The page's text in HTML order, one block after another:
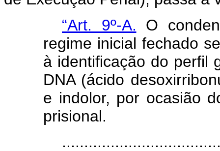
“Art. 9º-A. O
regime inicial fechado
à identificação do perfil
DNA (ácido
e indolor, por ocasião
prisional.